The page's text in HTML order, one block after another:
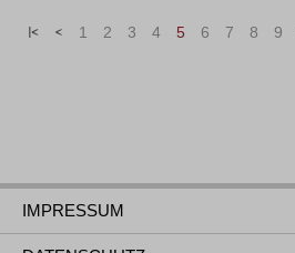
« < 1 2 3 4 5 6 7 8 9
IMPRESSUM